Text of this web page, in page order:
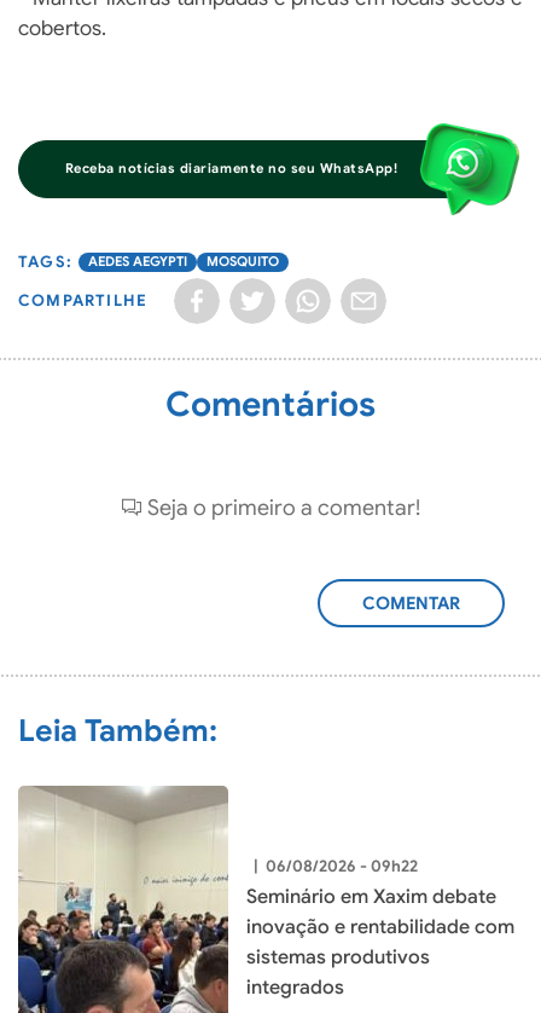
cobertos.
Receba notícias diariamente no seu WhatsApp!
AEDES AEGYPTI MOSQUITO
COMPARTILHE
Comentários
Seja o primeiro a comentar!
ADICIONAR
Leia Também:
| 06/08/2026 - 09h22
Seminário em Xaxim debate
inovação e rentabilidade com
sistemas produtivos
integrados